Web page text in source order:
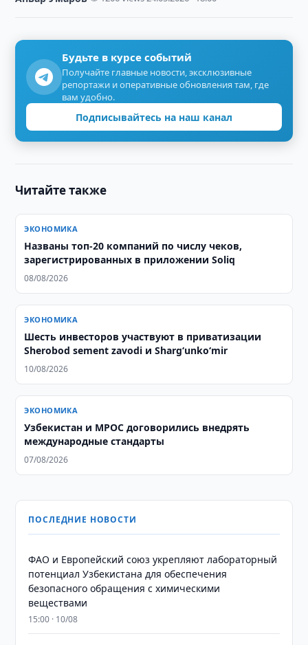
Будьте в курсе событий
Получайте главные новости, эксклюзивные
репортажи и оперативные обновления там, где
вам удобно.
Подписывайтесь на наш канал
Читайте также
ЭКОНОМИКА
Названы топ-20 компаний по числу чеков,
зарегистрированных в приложении Soliq
08/08/2026
ЭКОНОМИКА
Шесть инвесторов участвуют в приватизации
Sherobod sement zavodi и Shargʻunkoʻmir
10/08/2026
ЭКОНОМИКА
Узбекистан и MPOC договорились внедрять
международные стандарты
07/08/2026
ПОСЛЕДНИЕ НОВОСТИ
ФАО и Европейский союз укрепляют лабораторный
потенциал Узбекистана для обеспечения
безопасного обращения с химическими
веществами
15:00 · 10/08